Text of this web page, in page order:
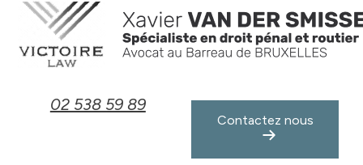
02 538 59 89
Contactez nous
Panneau de gestion des cookies